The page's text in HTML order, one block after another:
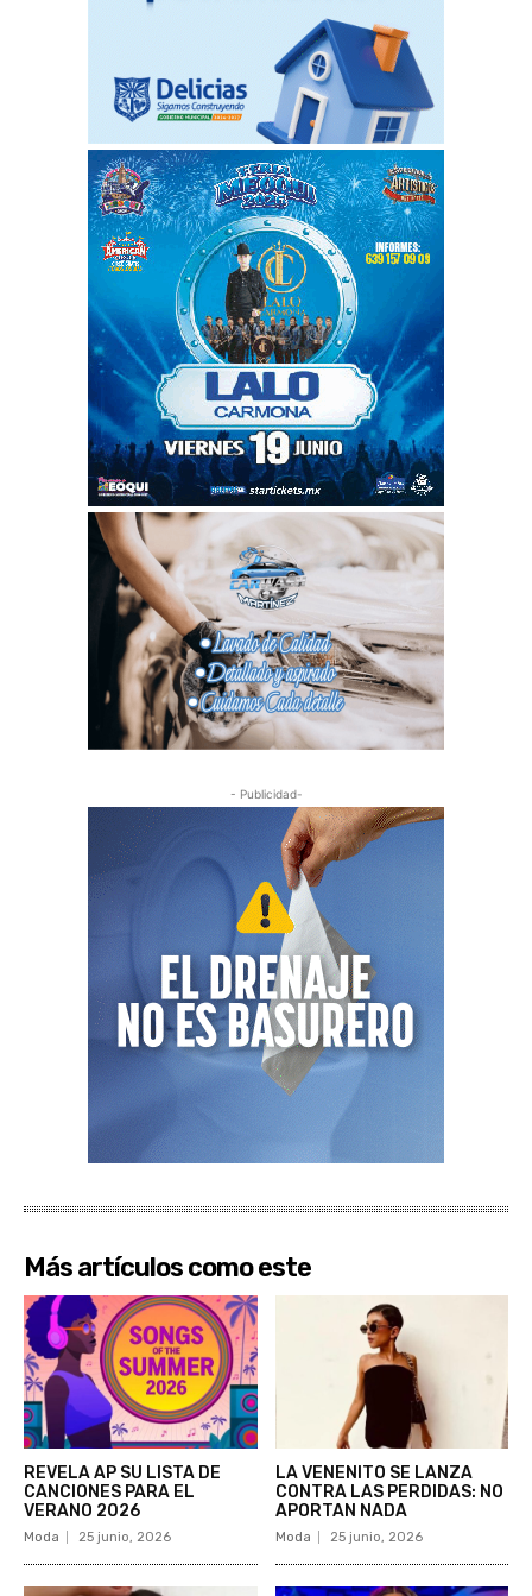
- Publicidad-
Más artículos como este
REVELA AP SU LISTA DE
CANCIONES PARA EL
VERANO 2026
Moda 25 junio, 2026
LA VENENITO SE LANZA
CONTRA LAS PERDIDAS: NO
APORTAN NADA
Moda 25 junio, 2026